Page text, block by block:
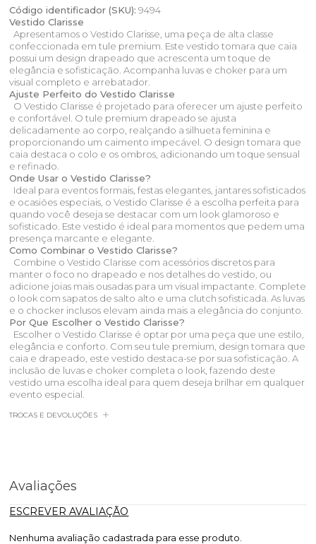
Código identificador (SKU): 9494
Vestido Clarisse
Apresentamos o Vestido Clarisse, uma peça de alta classe
confeccionada em tule premium. Este vestido tomara que caia
possui um design drapeado que acrescenta um toque de
elegância e sofisticação. Acompanha luvas e choker para um
visual completo e arrebatador.
Ajuste Perfeito do Vestido Clarisse
O Vestido Clarisse é projetado para oferecer um ajuste perfeito
e confortável. O tule premium drapeado se ajusta
delicadamente ao corpo, realçando a silhueta feminina e
proporcionando um caimento impecável. O design tomara que
caia destaca o colo e os ombros, adicionando um toque sensual
e refinado.
Onde Usar o Vestido Clarisse?
Ideal para eventos formais, festas elegantes, jantares sofisticados
e ocasiões especiais, o Vestido Clarisse é a escolha perfeita para
quando você deseja se destacar com um look glamoroso e
sofisticado. Este vestido é ideal para momentos que pedem uma
presença marcante e elegante.
Como Combinar o Vestido Clarisse?
Combine o Vestido Clarisse com acessórios discretos para
manter o foco no drapeado e nos detalhes do vestido, ou
adicione joias mais ousadas para um visual impactante. Complete
o look com sapatos de salto alto e uma clutch sofisticada. As luvas
e o chocker inclusos elevam ainda mais a elegância do conjunto.
Por Que Escolher o Vestido Clarisse?
Escolher o Vestido Clarisse é optar por uma peça que une estilo,
elegância e conforto. Com seu tule premium, design tomara que
caia e drapeado, este vestido destaca-se por sua sofisticação. A
inclusão de luvas e choker completa o look, fazendo deste
vestido uma escolha ideal para quem deseja brilhar em qualquer
evento especial.
TROCAS E DEVOLUÇÕES
Avaliações
ESCREVER AVALIAÇÃO
Nenhuma avaliação cadastrada para esse produto.